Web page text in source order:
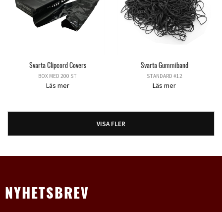
Svarta Clipcord Covers
BOX MED 200 ST
Läs mer
Svarta Gummiband
STANDARD #12
Läs mer
VISA FLER
NYHETSBREV